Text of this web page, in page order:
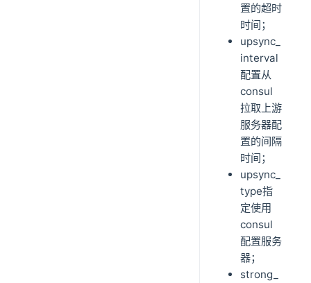
置的超时
时间；
upsync_
interval
配置从
consul
拉取上游
服务器配
置的间隔
时间；
upsync_
type指
定使用
consul
配置服务
器；
strong_